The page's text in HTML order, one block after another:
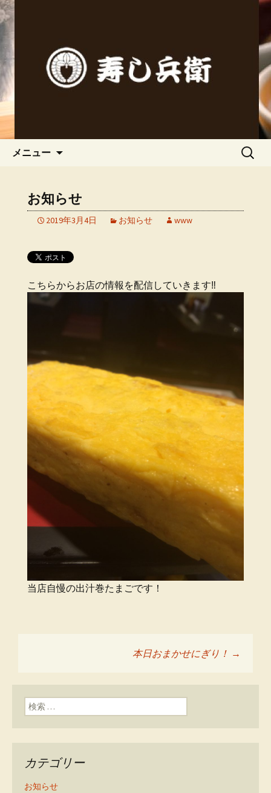
春日井市にある寿司処「寿し兵
衛（すしべえ）」のブログ
春日井市にある寿司処「寿し兵衛（す
しべえ）」の公式ブログです。
メニュー
検
お知らせ
2019年3月4日 お知らせ www
こちらからお店の情報を配信していきます‼️
当店自慢の出汁巻たまごです！
ン
本日おまかせにぎり！ →
検索:
カテゴリー
お知らせ